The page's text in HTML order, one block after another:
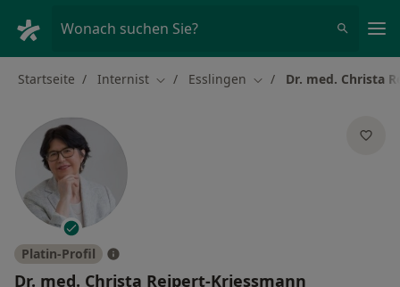
Wonach suchen Sie?
Startseite Internist Stadt ändern
Esslingen Stadt ändern
Dr. med. Christa
Platin-Profil
Dr. med. Christa Reipert-Kriessmann